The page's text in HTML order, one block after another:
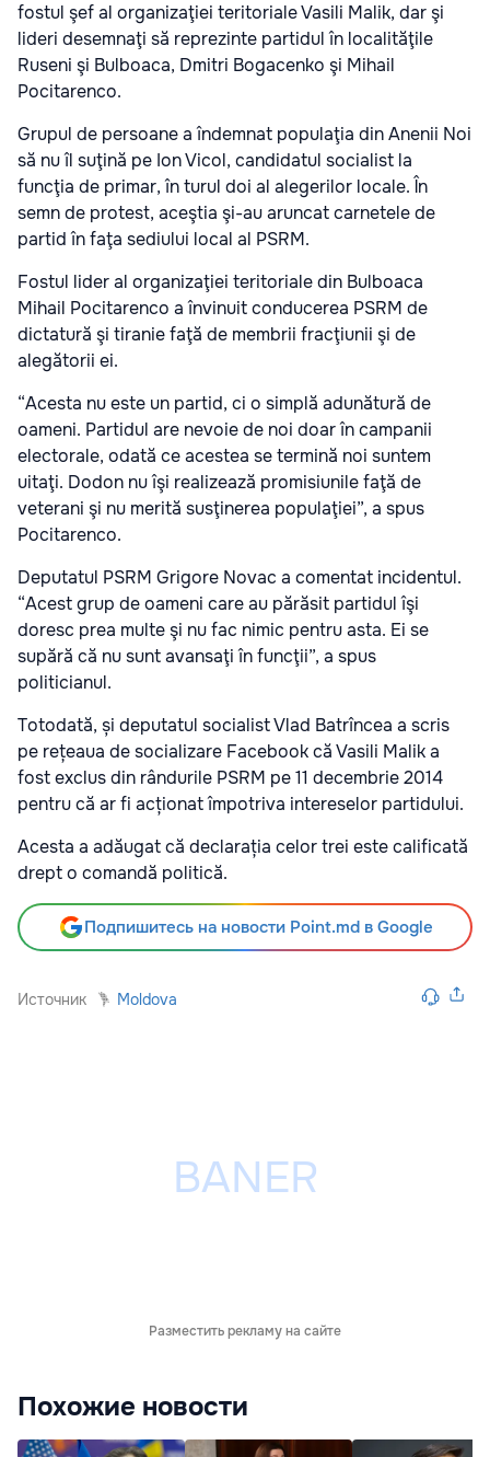
fostul şef al organizaţiei teritoriale Vasili Malik, dar şi
lideri desemnaţi să reprezinte partidul în localităţile
Ruseni şi Bulboaca, Dmitri Bogacenko şi Mihail
Pocitarenco.
Grupul de persoane a îndemnat populaţia din Anenii Noi
să nu îl suţină pe Ion Vicol, candidatul socialist la
funcţia de primar, în turul doi al alegerilor locale. În
semn de protest, aceştia şi-au aruncat carnetele de
partid în faţa sediului local al PSRM.
Fostul lider al organizaţiei teritoriale din Bulboaca
Mihail Pocitarenco a învinuit conducerea PSRM de
dictatură şi tiranie faţă de membrii fracţiunii şi de
alegătorii ei.
“Acesta nu este un partid, ci o simplă adunătură de
oameni. Partidul are nevoie de noi doar în campanii
electorale, odată ce acestea se termină noi suntem
uitaţi. Dodon nu îşi realizează promisiunile faţă de
veterani şi nu merită susţinerea populaţiei”, a spus
Pocitarenco.
Deputatul PSRM Grigore Novac a comentat incidentul.
“Acest grup de oameni care au părăsit partidul îşi
doresc prea multe şi nu fac nimic pentru asta. Ei se
supără că nu sunt avansaţi în funcţii”, a spus
politicianul.
Totodată, și deputatul socialist Vlad Batrîncea a scris
pe rețeaua de socializare Facebook că Vasili Malik a
fost exclus din rândurile PSRM pe 11 decembrie 2014
pentru că ar fi acționat împotriva intereselor partidului.
Acesta a adăugat că declarația celor trei este calificată
drept o comandă politică.
Подпишитесь на новости Point.md в Google
Источник Moldova
Разместить рекламу на сайте
Похожие новости